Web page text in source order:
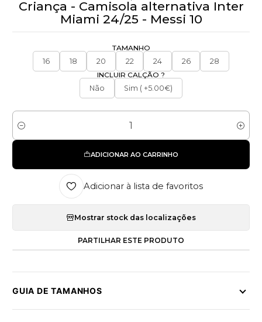
Criança - Camisola alternativa Inter
Miami 24/25 - Messi 10
TAMANHO
16
18 20 22 24 26
28
INCLUIR CALÇÃO ?
Não
Sim ( +5.00€)
Quantidade
ADICIONAR AO CARRINHO
Adicionar à lista de favoritos
Mostrar stock das localizações
PARTILHAR ESTE PRODUTO
GUIA DE TAMANHOS